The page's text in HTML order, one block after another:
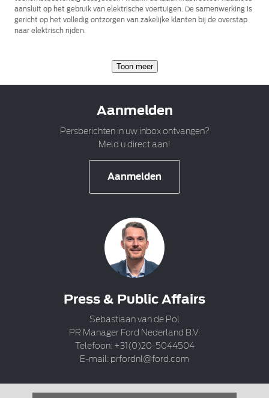
aansluit op het gebruik van elektrische voertuigen. De samenwerking is
gericht op het volledig ontzorgen van zakelijke klanten bij de overstap
naar elektrisch rijden.
Toon meer
Aanmelden
Persberichten in uw inbox ontvangen?
Meld u direct aan!
Aanmelden
Press & Public Affairs
Sebastiaan van de Pol
PR Manager Ford Nederland B.V.
Telefoon: +31(0)20-5044504
E-mail: prfordnl@ford.com